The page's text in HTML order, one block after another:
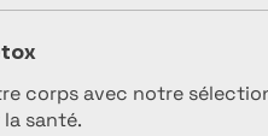
corps avec notre
santé.